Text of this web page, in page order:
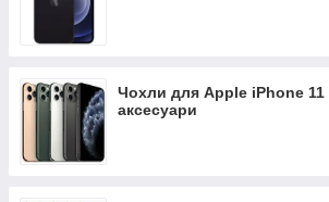
Чохли для Apple iPhone 11
аксесуари